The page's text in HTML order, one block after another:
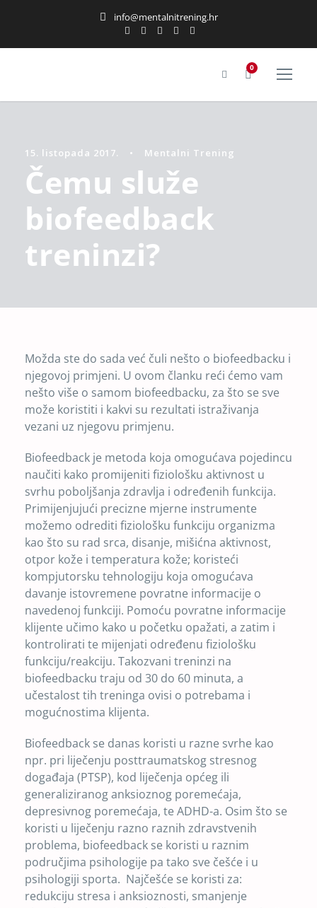
info@mentalnitrening.hr
0
15. listopada 2017. • Mentalni Trening
Čemu služe
biofeedback
treninzi?
Možda ste do sada već čuli nešto o biofeedbacku i
njegovoj primjeni. U ovom članku reći ćemo vam
nešto više o samom biofeedbacku, za što se sve
može koristiti i kakvi su rezultati istraživanja
vezani uz njegovu primjenu.
Biofeedback je metoda koja omogućava pojedincu
naučiti kako promijeniti fiziološku aktivnost u
svrhu poboljšanja zdravlja i određenih funkcija.
Primijenjujući precizne mjerne instrumente
možemo odrediti fiziološku funkciju organizma
kao što su rad srca, disanje, mišićna aktivnost,
otpor kože i temperatura kože; koristeći
kompjutorsku tehnologiju koja omogućava
davanje istovremene povratne informacije o
navedenoj funkciji. Pomoću povratne informacije
klijente učimo kako u početku opažati, a zatim i
kontrolirati te mijenjati određenu fiziološku
funkciju/reakciju. Takozvani treninzi na
biofeedbacku traju od 30 do 60 minuta, a
učestalost tih treninga ovisi o potrebama i
mogućnostima klijenta.
Biofeedback se danas koristi u razne svrhe kao
npr. pri liječenju posttraumatskog stresnog
događaja (PTSP), kod liječenja općeg ili
generaliziranog anksioznog poremećaja,
depresivnog poremećaja, te ADHD-a. Osim što se
koristi u liječenju razno raznih zdravstvenih
problema, biofeedback se koristi u raznim
područjima psihologije pa tako sve češće i u
psihologiji sporta. Najčešće se koristi za:
redukciju stresa i anksioznosti, smanjenje